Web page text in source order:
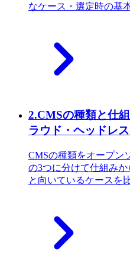
なケース・選定時の基
2.CMSの種類と仕
ラウド・ヘッドレ
CMSの種類をオープン
の3つに分けて仕組み
と向いているケースを